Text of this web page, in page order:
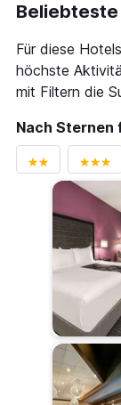
Beliebteste
Für diese
höchste
mit Filtern die
Nach Sternen